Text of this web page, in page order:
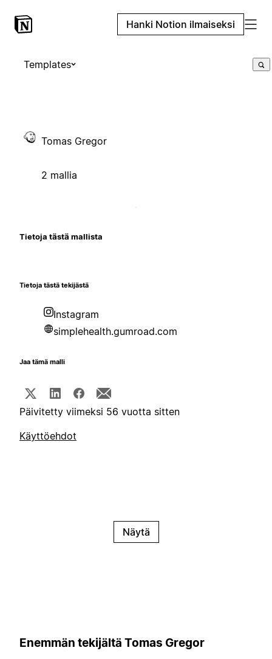
Hanki Notion ilmaiseksi
Templates
Tomas Gregor
2 mallia
Tietoja tästä mallista
Tietoja tästä tekijästä
Instagram
simplehealth.gumroad.com
Jaa tämä malli
Päivitetty viimeksi 56 vuotta sitten
Käyttöehdot
Näytä
Enemmän tekijältä Tomas Gregor